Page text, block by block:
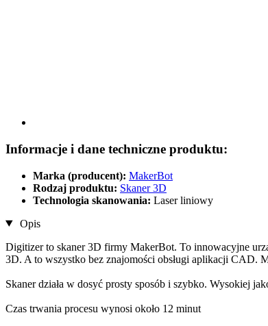
Informacje i dane techniczne produktu:
Marka (producent): MakerBot
Rodzaj produktu: Skaner 3D
Technologia skanowania: Laser liniowy
Opis
Digitizer to skaner 3D firmy MakerBot. To innowacyjne
3D. A to wszystko bez znajomości obsługi aplikacji
Skaner działa w dosyć prosty sposób i szybko. Wysokiej
Czas trwania procesu wynosi około 12 minut